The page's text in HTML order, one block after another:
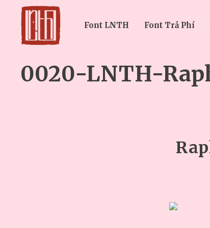
Font LNTH Font Trả Phí
0020-LNTH-